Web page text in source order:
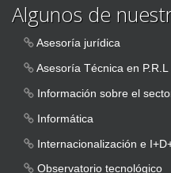
Algunos de
Asesoría jurídica
Asesoría Técnica en P.R.L
Información sobre el
Informática
Internacionalización e
Observatorio tecnológico